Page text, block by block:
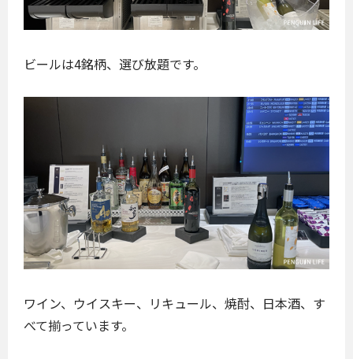
ビールは4銘柄、選び放題です。
ワイン、ウイスキー、リキュール、焼酎、日本酒、す
べて揃っています。